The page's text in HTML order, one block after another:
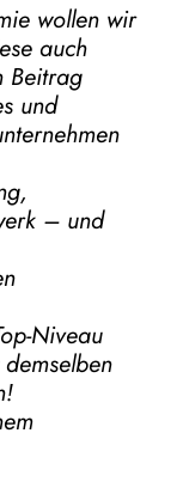
wollen wir
auch
Beitrag
und
– und
Niveau